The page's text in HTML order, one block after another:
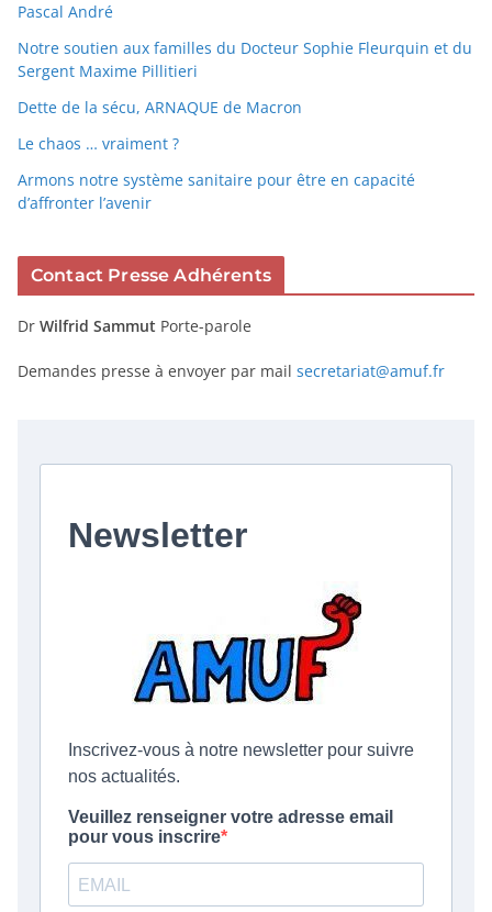
Pascal André
Notre soutien aux familles du Docteur Sophie Fleurquin et du
Sergent Maxime Pillitieri
Dette de la sécu, ARNAQUE de Macron
Le chaos … vraiment ?
Armons notre système sanitaire pour être en capacité
d’affronter l’avenir
Contact Presse Adhérents
Dr Wilfrid Sammut Porte-parole
Demandes presse à envoyer par mail secretariat@amuf.fr